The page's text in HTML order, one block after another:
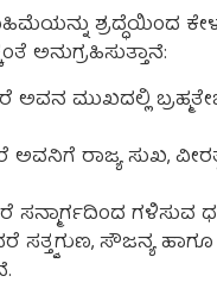
ಶ್ರದ್ಧೆಯಿಂದ
ಅನುಗ್ರಹಿಸುತ್ತಾನೆ:
ಅವನ ಮುಖದಲ್ಲಿ
ಅವನಿಗೆ ರಾಜ್ಯ ಸುಖ,
ಸನ್ಮಾರ್ಗದಿಂದ ಗಳಿಸುವ
ಸತ್ತ್ವಗುಣ, ಸೌಜನ್ಯ